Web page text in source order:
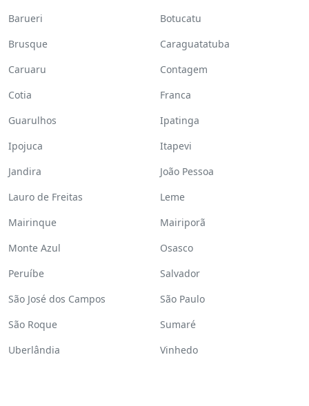
Barueri
Botucatu
Brusque
Caraguatatuba
Caruaru
Contagem
Cotia
Franca
Guarulhos
Ipatinga
Ipojuca
Itapevi
Jandira
João Pessoa
Lauro de Freitas
Leme
Mairinque
Mairiporã
Monte Azul
Osasco
Peruíbe
Salvador
São José dos Campos
São Paulo
São Roque
Sumaré
Uberlândia
Vinhedo